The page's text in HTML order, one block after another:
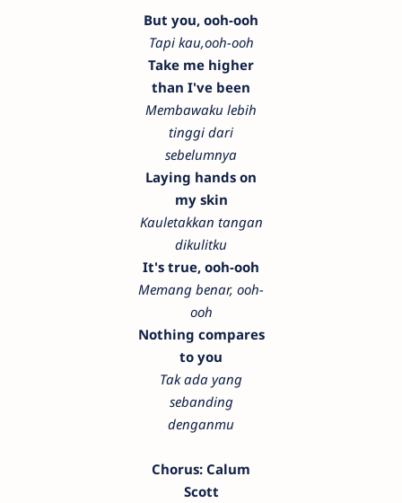
But you, ooh-ooh
Tapi kau,ooh-ooh
Take me higher
than I've been
Membawaku lebih
tinggi dari
sebelumnya
Laying hands on
my skin
Kauletakkan tangan
dikulitku
It's true, ooh-ooh
Memang benar, ooh-
ooh
Nothing compares
to you
Tak ada yang
sebanding
denganmu
Chorus: Calum
Scott